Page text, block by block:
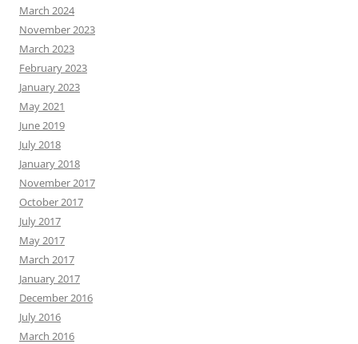
March 2024
November 2023
March 2023
February 2023
January 2023
May 2021
June 2019
July 2018
January 2018
November 2017
October 2017
July 2017
May 2017
March 2017
January 2017
December 2016
July 2016
March 2016